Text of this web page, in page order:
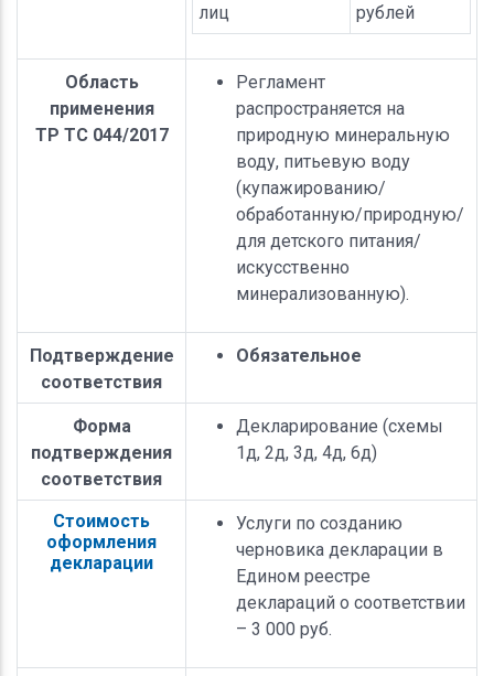
лиц
рублей
Область
применения
ТР ТС 044/2017
Регламент
распространяется на
природную минеральную
воду, питьевую воду
(купажированию/
обработанную/природную/
для детского питания/
искусственно
минерализованную).
Подтверждение
соответствия
Обязательное
Форма
подтверждения
соответствия
Декларирование (схемы
1д, 2д, 3д, 4д, 6д)
Стоимость
оформления
декларации
Услуги по созданию
черновика декларации в
Едином реестре
деклараций о соответствии
– 3 000 руб.